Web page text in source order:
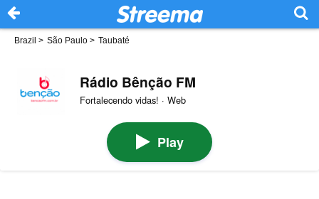
Brazil > São Paulo > Taubaté
Rádio Bênção FM
Fortalecendo vidas! · Web
Play